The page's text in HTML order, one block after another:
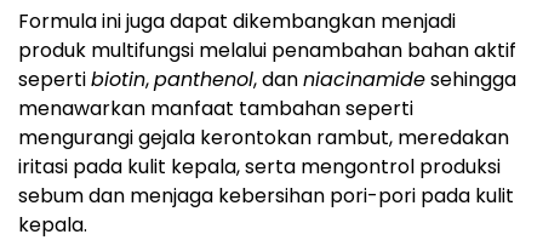
Formula ini juga dapat dikembangkan menjadi
produk multifungsi melalui penambahan bahan aktif
sepertibiotin,panthenol, danniacinamidesehingga
menawarkan manfaat tambahan seperti
mengurangi gejala kerontokan rambut, meredakan
iritasi pada kulit kepala, serta mengontrol produksi
sebum dan menjaga kebersihan pori-pori pada kulit
kepala.